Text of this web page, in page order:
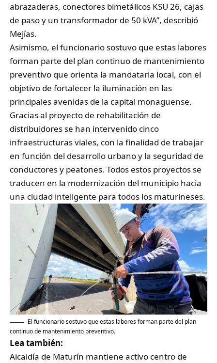
abrazaderas, conectores bimetálicos KSU 26, cajas
de paso y un transformador de 50 kVA”, describió
Mejías.
​Asimismo, el funcionario sostuvo que estas labores
forman parte del plan continuo de mantenimiento
preventivo que orienta la mandataria local, con el
objetivo de fortalecer la iluminación en las
principales avenidas de la capital monaguense.
​Gracias al proyecto de rehabilitación de
distribuidores se han intervenido cinco
infraestructuras viales, con la finalidad de trabajar
en función del desarrollo urbano y la seguridad de
conductores y peatones. Todos estos proyectos se
traducen en la modernización del municipio hacia
una ciudad inteligente para todos los maturineses.
El funcionario sostuvo que estas labores forman parte del plan
continuo de mantenimiento preventivo.
Lea también:
Alcaldía de Maturín mantiene activo centro de